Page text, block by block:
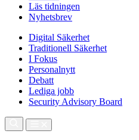
Läs tidningen
Nyhetsbrev
Digital Säkerhet
Traditionell Säkerhet
I Fokus
Personalnytt
Debatt
Lediga jobb
Security Advisory Board